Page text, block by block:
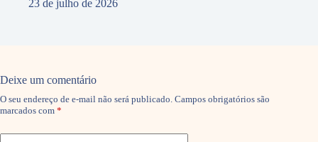
23 de julho de 2026
Deixe um comentário
O seu endereço de e-mail não será publicado. Campos obrigatórios são
marcados com *